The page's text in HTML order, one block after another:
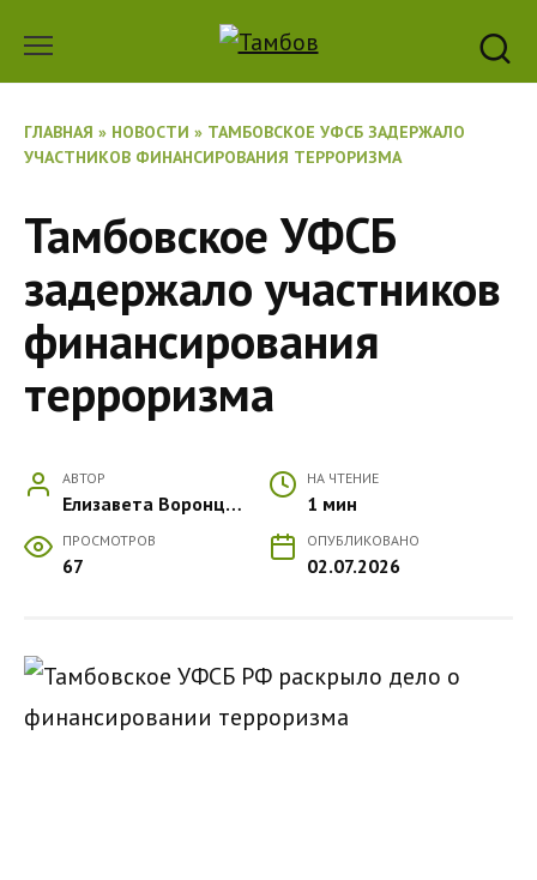
содержанию
ГЛАВНАЯ » НОВОСТИ » ТАМБОВСКОЕ УФСБ ЗАДЕРЖАЛО
УЧАСТНИКОВ ФИНАНСИРОВАНИЯ ТЕРРОРИЗМА
Тамбовское УФСБ
задержало участников
финансирования
терроризма
АВТОР
Елизавета Воронцова
НА ЧТЕНИЕ
1 мин
ПРОСМОТРОВ
67
ОПУБЛИКОВАНО
02.07.2026